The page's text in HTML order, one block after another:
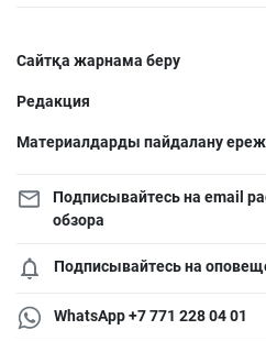
Сайтқа жарнама беру
Редакция
Материалдарды пайдалану
Подписывайтесь на email
обзора
Подписывайтесь на
WhatsApp +7 771 228 04 01